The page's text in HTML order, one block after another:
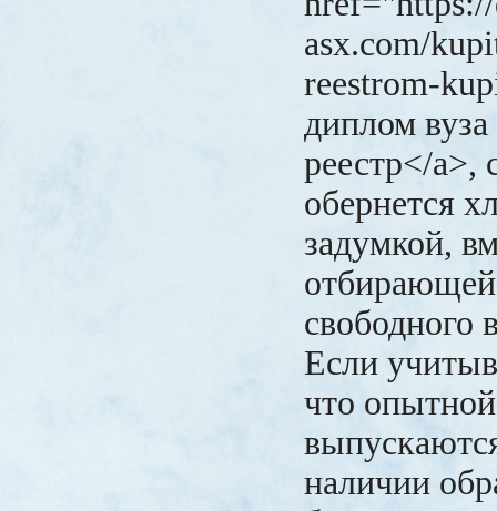
asx.com/
reestrom-
диплом вуза
реестр</a>,
обернется
задумкой,
свободного
Если
что
наличии